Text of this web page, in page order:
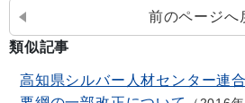
前のページへ
類似記事
高知県シルバー人材センター連